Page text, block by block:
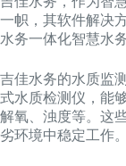
一帜，其软件解决
水务一体化智慧水
吉佳水务的水质监
式水质检测仪，能
解氧、浊度等。这
劣环境中稳定工作。